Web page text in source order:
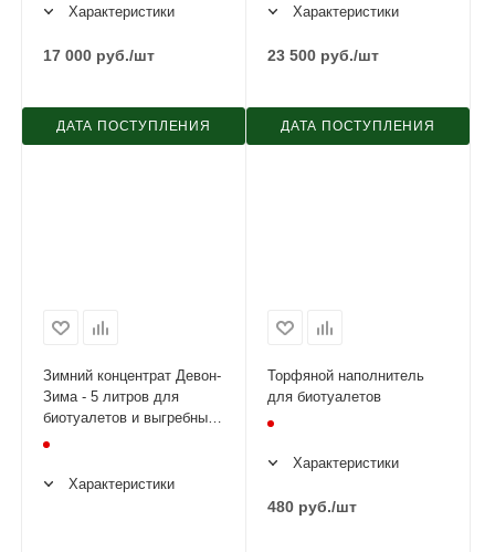
Характеристики
17 000 руб./шт
ДАТА ПОСТУПЛЕНИЯ
Характеристики
23 500 руб./шт
ДАТА ПОСТУПЛЕНИЯ
Зимний концентрат Девон-
Зима - 5 литров для
биотуалетов и выгребных
ям
Характеристики
Торфяной наполнитель
для биотуалетов
Характеристики
480 руб./шт